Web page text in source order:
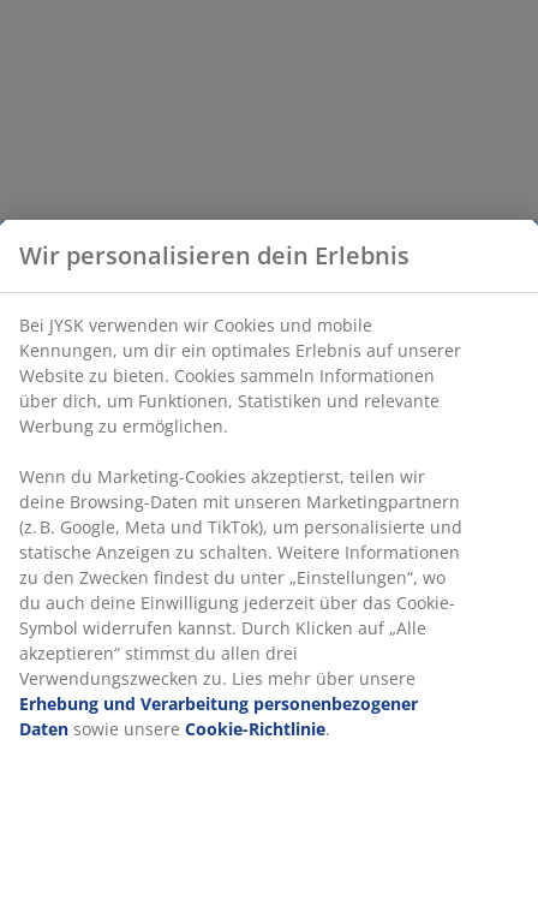
Wir personalisieren dein Erlebnis
Bei JYSK verwenden wir Cookies und mobile
Kennungen, um dir ein optimales Erlebnis auf unserer
Website zu bieten. Cookies sammeln Informationen
über dich, um Funktionen, Statistiken und relevante
Werbung zu ermöglichen.
Wenn du Marketing-Cookies akzeptierst, teilen wir
deine Browsing-Daten mit unseren Marketingpartnern
(z. B. Google, Meta und TikTok), um personalisierte und
statische Anzeigen zu schalten. Weitere Informationen
zu den Zwecken findest du unter „Einstellungen“, wo
du auch deine Einwilligung jederzeit über das Cookie-
Symbol widerrufen kannst. Durch Klicken auf „Alle
akzeptieren“ stimmst du allen drei
Verwendungszwecken zu. Lies mehr über unsere
Erhebung und Verarbeitung personenbezogener
Daten sowie unsere Cookie-Richtlinie.